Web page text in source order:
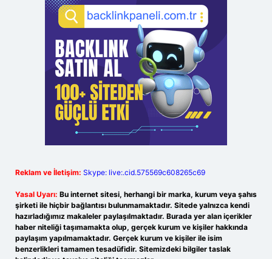
Reklam ve İletişim: Skype: live:.cid.575569c608265c69
Yasal Uyarı: Bu internet sitesi, herhangi bir marka, kurum veya şahıs
şirketi ile hiçbir bağlantısı bulunmamaktadır. Sitede yalnızca kendi
hazırladığımız makaleler paylaşılmaktadır. Burada yer alan içerikler
haber niteliği taşımamakta olup, gerçek kurum ve kişiler hakkında
paylaşım yapılmamaktadır. Gerçek kurum ve kişiler ile isim
benzerlikleri tamamen tesadüfidir. Sitemizdeki bilgiler taslak